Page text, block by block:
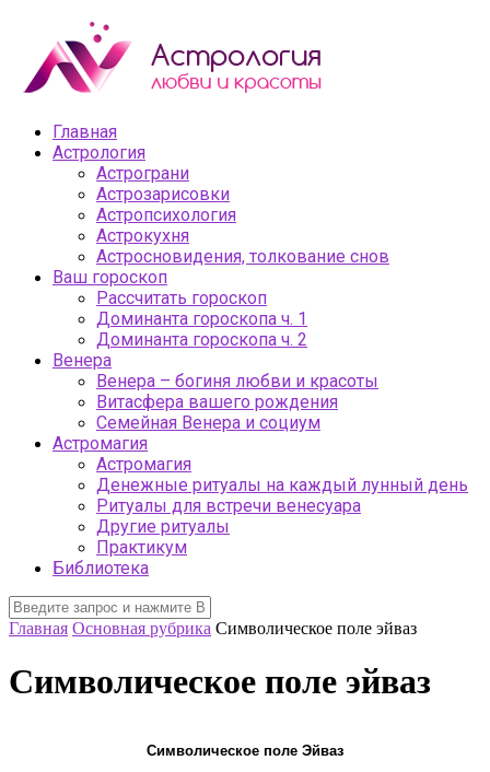
Главная
Астрология
Астрограни
Астрозарисовки
Астропсихология
Астрокухня
Астросновидения, толкование снов
Ваш гороскоп
Рассчитать гороскоп
Доминанта гороскопа ч. 1
Доминанта гороскопа ч. 2
Венера
Венера – богиня любви и красоты
Витасфера вашего рождения
Семейная Венера и социум
Астромагия
Астромагия
Денежные ритуалы на каждый лунный день
Ритуалы для встречи венесуара
Другие ритуалы
Практикум
Библиотека
Главная Основная рубрика Символическое поле эйваз
Символическое поле эйваз
Символическое поле Эйваз